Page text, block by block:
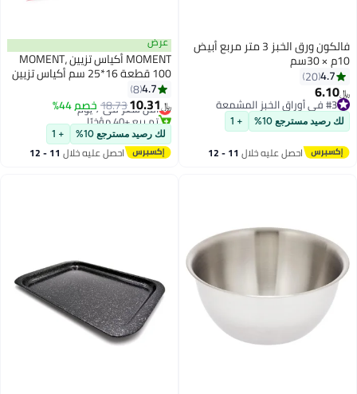
فالكون ورق الخبز 3 متر مربع أبيض
10م × 30سم
4.7
20
﷼‏6.10
#3 في أوراق الخبز المشمعة
#3 في أوراق الخبز المشمعة
لك رصيد مسترجع 10% + 1
احصل عليه خلال 11 - 12
اغسطس
عرض
MOMENT أكياس تزيين MOMENT،
100 قطعة 16*25 سم أكياس تزيين
كعك قابلة للتخلص منها ومضادة
للانفجار، أكياس معجنات غير قابلة
للانزلاق - مثالية للكعك، كريمة
التزيين وتزيين البسكويت
4.7
8
﷼‏ 10.31
18.73خصم 44% أقل سعر في 7 يوم
تم بيع +40 مؤخرًا
أقل سعر في 7 يوم
لك رصيد مسترجع 10% + 1
احصل عليه خلال 11 - 12
اغسطس